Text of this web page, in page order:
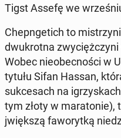
Tigst Assefę we
Chep­ngetich to
dwukrot­na zwyciężczyni
Wobec nieobec­noś­ci w
tytułu Sifan Hassan,
sukce­sach na
tym złoty w mara­tonie),
jwięk­szą fa­wory­tką